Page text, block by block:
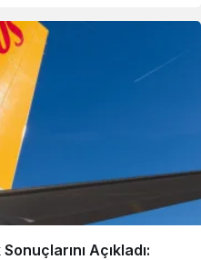
Açıkladı: